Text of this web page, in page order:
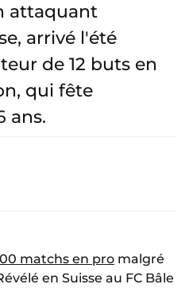
attaquant
arrivé l'été
de 12 buts en
qui fête
ans.
matchs en pro malgré
en Suisse au FC Bâle